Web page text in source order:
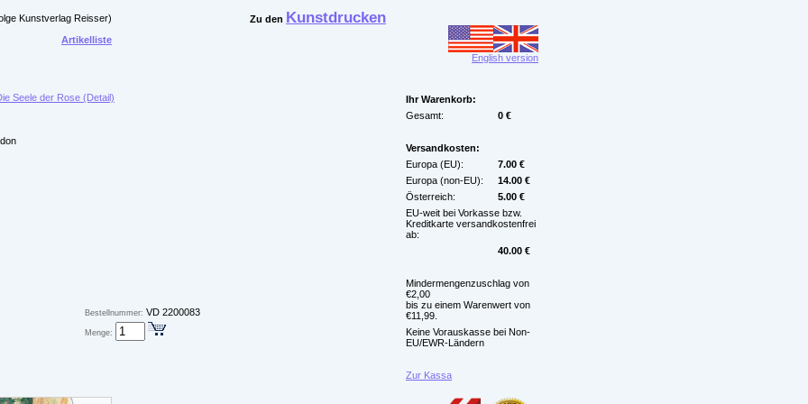
Kunstverlag Reisser) Zu den Kunstdrucken
Artikelliste
English version
Seele der Rose (Detail)
Bestellnummer: VD 2200083
Menge:
Ihr Warenkorb:
Gesamt:
0 €
Versandkosten:
Europa (EU):
7.00 €
Europa (non-EU):
14.00 €
Österreich:
5.00 €
EU-weit bei Vorkasse bzw.
Kreditkarte versandkostenfrei
ab:
40.00 €
Mindermengenzuschlag von
€2,00
bis zu einem Warenwert von
€11,99.
Keine Vorauskasse bei Non-
EU/EWR-Ländern
Zur Kassa